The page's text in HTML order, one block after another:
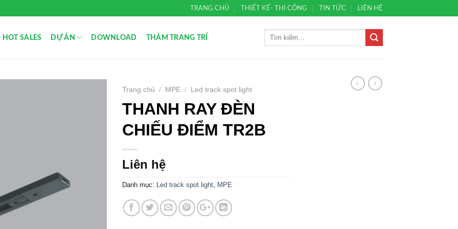
TRANG CHỦ THIẾT KẾ- THI CÔNG TIN TỨC LIÊN HỆ
HOT SALES DỰ ÁN DOWNLOAD THẢM TRANG TRÍ
Trang chủ / MPE / Led track spot light
THANH RAY ĐÈN
CHIẾU ĐIỂM TR2B
Liên hệ
Danh mục: Led track spot light MPE